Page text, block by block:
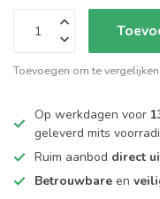
Toevoegen om te vergelijken
Op werkdagen voor
geleverd mits
Ruim aanbod direct
Betrouwbare en